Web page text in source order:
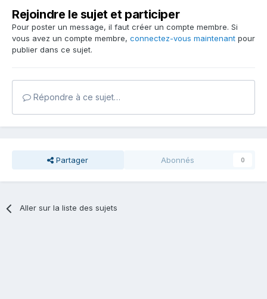
Rejoindre le sujet et participer
Pour poster un message, il faut créer un compte membre. Si
vous avez un compte membre, connectez-vous maintenant pour
publier dans ce sujet.
Répondre à ce sujet…
Partager Abonnés 0
Aller sur la liste des sujets